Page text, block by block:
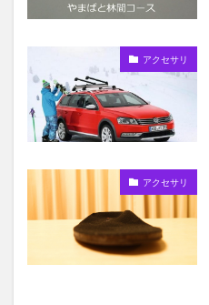
アクセサリ
アクセサリ